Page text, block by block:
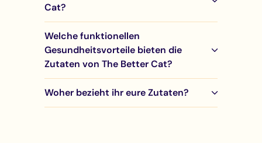
Cat?
Welche funktionellen
Gesundheitsvorteile bieten die
Zutaten von The Better Cat?
Woher bezieht ihr eure Zutaten?